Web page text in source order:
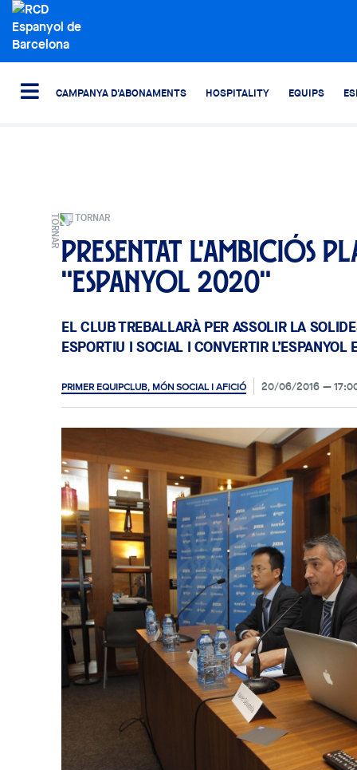
CAMPANYA D'ABONAMENTS HOSPITALITY EQUIPS
TORNAR
Presentat l'ambiciós
"Espanyol 2020"
EL CLUB TREBALLARÀ PER ASSOLIR LA
ESPORTIU I SOCIAL I CONVERTIR
PRIMER EQUIPCLUB, MÓN SOCIAL I AFICIÓ 20/06/2016